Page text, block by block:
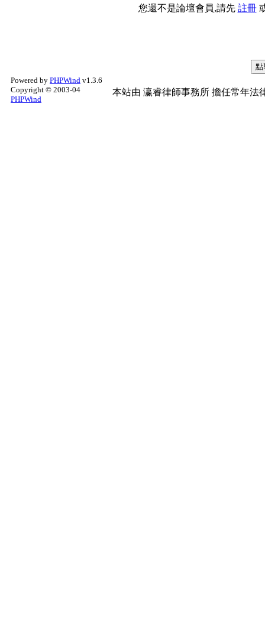
您還不是論壇會員,請先 註冊
Powered by PHPWind v1.3.6
Copyright © 2003-04
PHPWind
本站由 瀛睿律師事務所 擔任常年法